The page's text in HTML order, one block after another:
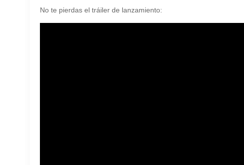
No te pierdas el tráiler de lanzamiento: